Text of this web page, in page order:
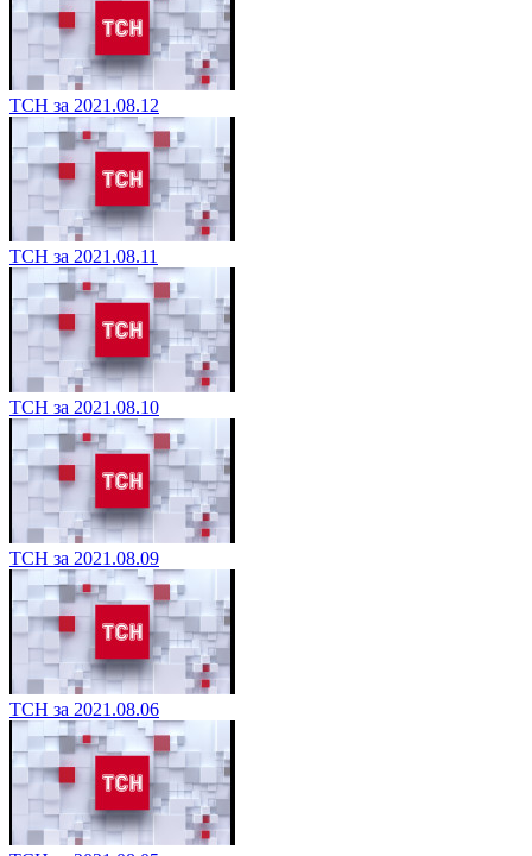
ТСН за 2021.08.12
ТСН за 2021.08.11
ТСН за 2021.08.10
ТСН за 2021.08.09
ТСН за 2021.08.06